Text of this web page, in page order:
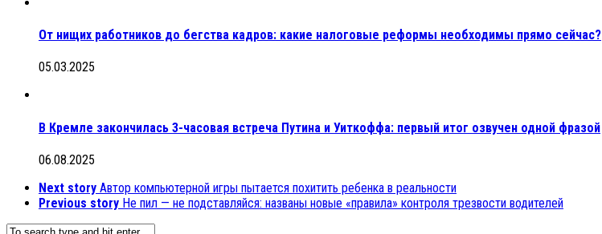
От нищих работников до бегства кадров: какие налоговые реформы необходимы прямо сейчас?
05.03.2025
В Кремле закончилась 3-часовая встреча Путина и Уиткоффа: первый итог озвучен одной фразой
06.08.2025
Next story Автор компьютерной игры пытается похитить ребенка в реальности
Previous story Не пил — не подставляйся: названы новые «правила» контроля трезвости водителей